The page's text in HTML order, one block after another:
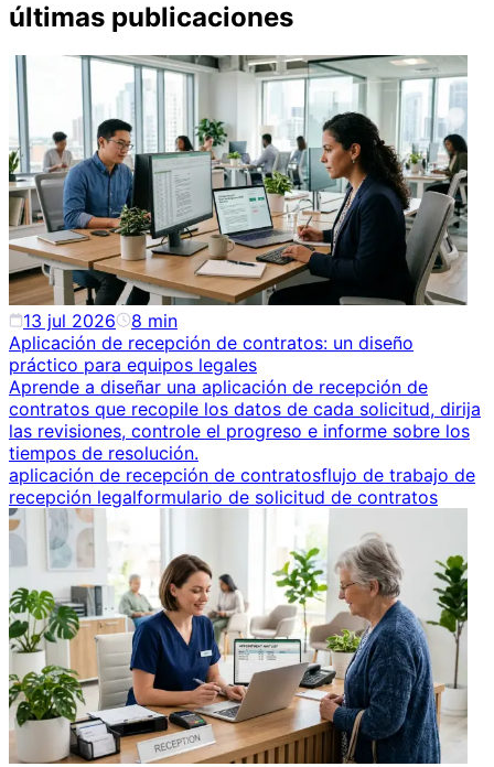
últimas publicaciones
13 jul 2026 8 min
Aplicación de recepción de contratos: un diseño
práctico para equipos legales
Aprende a diseñar una aplicación de recepción de
contratos que recopile los datos de cada solicitud, dirija
las revisiones, controle el progreso e informe sobre los
tiempos de resolución.
aplicación de recepción de contratosflujo de trabajo de
recepción legalformulario de solicitud de contratos